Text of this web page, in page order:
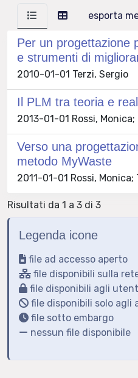
esporta
Per un progettazione
e strumenti di
2010-01-01 Terzi, Sergio
Il PLM tra teoria e
2013-01-01 Rossi,
Verso una
metodo MyWaste
2011-01-01 Rossi, Monica;
Risultati da 1 a 3 di 3
Legenda icone
file ad accesso aperto
file disponibili sulla
file disponibili agli
file disponibili solo agli
file sotto embargo
nessun file disponibile